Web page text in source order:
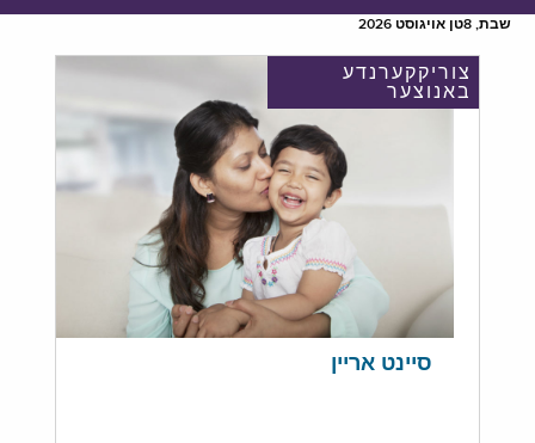
שבת, 8טן אויגוסט 2026
צוריקקערנדע
באנוצער
סיינט אריין